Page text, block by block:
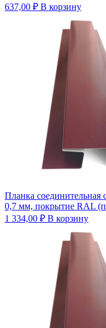
637,00 ₽ В корзину
Планка соединительная
0,7 мм, покрытие RAL
1 334,00 ₽ В корзину